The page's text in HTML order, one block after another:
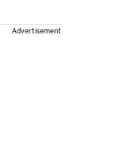
Advertisement